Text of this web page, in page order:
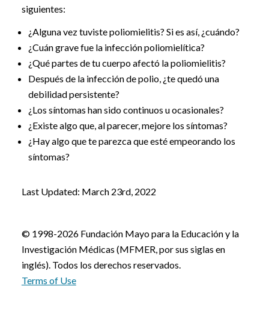
siguientes:
¿Alguna vez tuviste poliomielitis? Si es así, ¿cuándo?
¿Cuán grave fue la infección poliomielítica?
¿Qué partes de tu cuerpo afectó la poliomielitis?
Después de la infección de polio, ¿te quedó una
debilidad persistente?
¿Los síntomas han sido continuos u ocasionales?
¿Existe algo que, al parecer, mejore los síntomas?
¿Hay algo que te parezca que esté empeorando los
síntomas?
Last Updated: March 23rd, 2022
© 1998-2026 Fundación Mayo para la Educación y la
Investigación Médicas (MFMER, por sus siglas en
inglés). Todos los derechos reservados.
Terms of Use